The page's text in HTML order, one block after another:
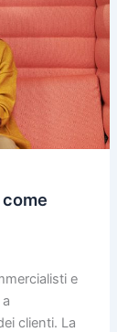
e
clienti. La